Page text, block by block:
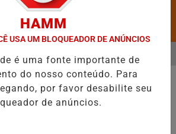
Notícia
EM JEQUIÉ E REFORÇA
MENU
HAMM
USA UM BLOQUEADOR DE ANÚNCIOS
é uma fonte importante de
do nosso conteúdo. Para
por favor desabilite seu
de anúncios.